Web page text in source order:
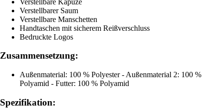
Verstellbarer Saum
Verstellbare Manschetten
Handtaschen mit sicherem Reißverschluss
Bedruckte Logos
Zusammensetzung:
Außenmaterial: 100 % Polyester - Außenmaterial 2: 100 %
Polyamid - Futter: 100 % Polyamid
Spezifikation: